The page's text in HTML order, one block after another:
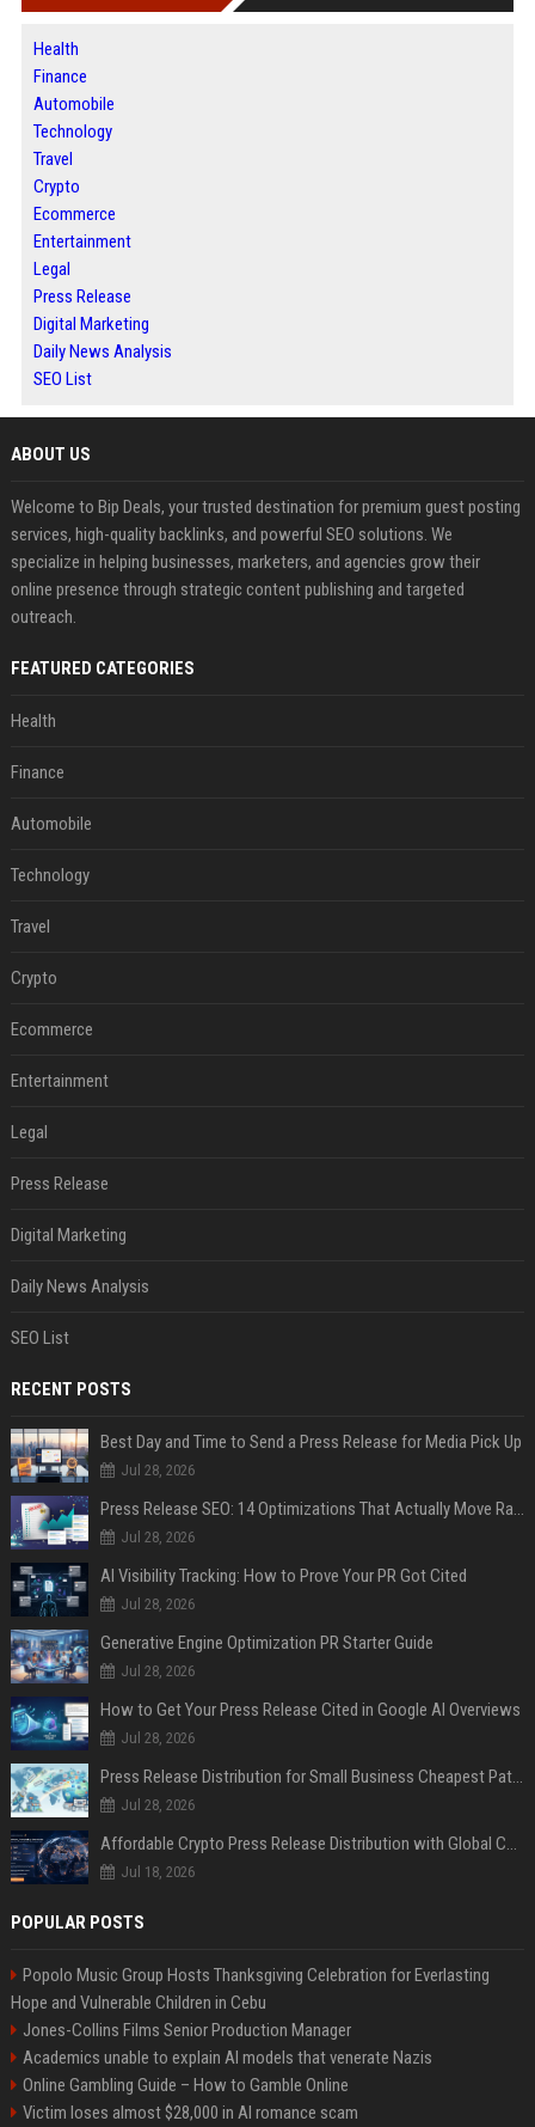
Health
Finance
Automobile
Technology
Travel
Crypto
Ecommerce
Entertainment
Legal
Press Release
Digital Marketing
Daily News Analysis
SEO List
ABOUT US
Welcome to Bip Deals, your trusted destination for premium guest posting
services, high-quality backlinks, and powerful SEO solutions. We
specialize in helping businesses, marketers, and agencies grow their
online presence through strategic content publishing and targeted
outreach.
FEATURED CATEGORIES
Health
Finance
Automobile
Technology
Travel
Crypto
Ecommerce
Entertainment
Legal
Press Release
Digital Marketing
Daily News Analysis
SEO List
RECENT POSTS
Best Day and Time to Send a Press Release for Media Pick Up
Jul 28, 2026
Press Release SEO: 14 Optimizations That Actually Move Rankings
Jul 28, 2026
AI Visibility Tracking: How to Prove Your PR Got Cited
Jul 28, 2026
Generative Engine Optimization PR Starter Guide
Jul 28, 2026
How to Get Your Press Release Cited in Google AI Overviews
Jul 28, 2026
Press Release Distribution for Small Business Cheapest Path to Real Coverage
Jul 28, 2026
Affordable Crypto Press Release Distribution with Global Coverage
Jul 18, 2026
POPULAR POSTS
Popolo Music Group Hosts Thanksgiving Celebration for Everlasting
Hope and Vulnerable Children in Cebu
Jones-Collins Films Senior Production Manager
Academics unable to explain AI models that venerate Nazis
Online Gambling Guide – How to Gamble Online
Victim loses almost $28,000 in AI romance scam